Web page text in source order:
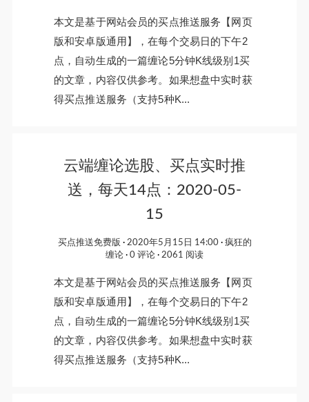
本文是基于网站会员的买点推送服务【网页
版和安卓版通用】，在每个交易日的下午2
点，自动生成的一篇缠论5分钟K线级别1买
的文章，内容仅供参考。如果想盘中实时获
得买点推送服务（支持5种K...
云端缠论选股、买点实时推
送，每天14点：2020-05-
15
买点推送免费版 2020年5月15日 14:00
疯狂的
缠论
0 评论 2061 阅读
本文是基于网站会员的买点推送服务【网页
版和安卓版通用】，在每个交易日的下午2
点，自动生成的一篇缠论5分钟K线级别1买
的文章，内容仅供参考。如果想盘中实时获
得买点推送服务（支持5种K...